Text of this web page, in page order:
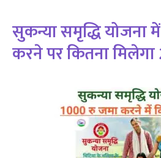
सुकन्या समृद्धि योजना
करने पर कितना मिलेगा